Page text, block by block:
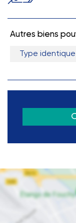
Autres biens
Type identique